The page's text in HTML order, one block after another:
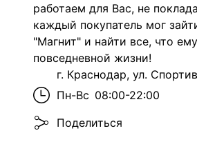
работаем для Вас, не
каждый покупатель мог
"Магнит" и найти все, что
повседневной жизни!
г. Краснодар, ул.
Пн-Вс 08:00-22:00
Поделиться